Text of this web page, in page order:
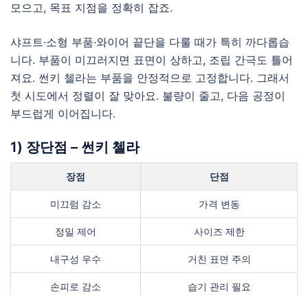
모으고, 목표 지점을 정확히 잡죠.
샤프트·소형 부품·와이어 끝단을 다룰 때가 특히 까다롭습
니다. 부품이 미끄러지면 표면이 상하고, 조립 간극도 틀어
져요. 썬키 첼라는 부품을 안정적으로 고정합니다. 그래서
첫 시도에서 정렬이 잘 맞아요. 불량이 줄고, 다음 공정이
부드럽게 이어집니다.
1) 장단점 – 썬키 첼라
장점 단점
미끄럼 감소 가격 변동
정밀 제어 사이즈 제한
내구성 우수 거친 표면 주의
손피로 감소 습기 관리 필요